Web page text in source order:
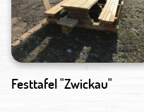
Festtafel "Zwickau"